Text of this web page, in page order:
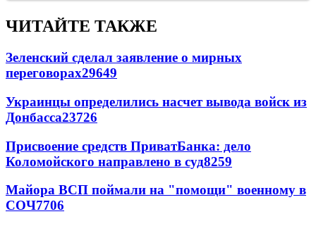
ЧИТАЙТЕ ТАКЖЕ
Зеленский сделал заявление о мирных
переговорах29649
Украинцы определились насчет вывода войск из
Донбасса23726
Присвоение средств ПриватБанка: дело
Коломойского направлено в суд8259
Майора ВСП поймали на "помощи" военному в
СОЧ7706